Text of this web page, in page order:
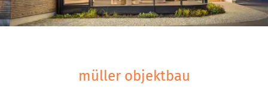
müller objektbau